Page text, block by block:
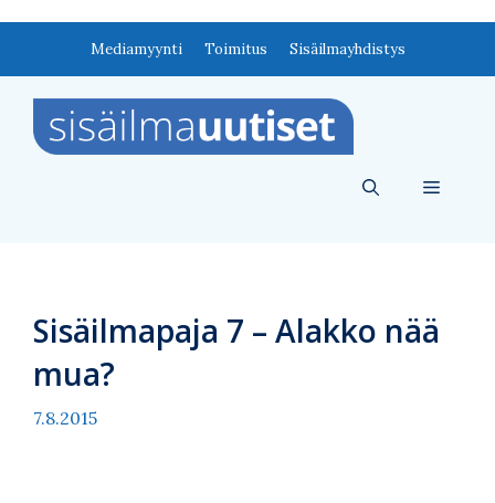
Mediamyynti Toimitus Sisäilmayhdistys
Valikko
Sisäilmapaja 7 – Alakko nää
mua?
7.8.2015